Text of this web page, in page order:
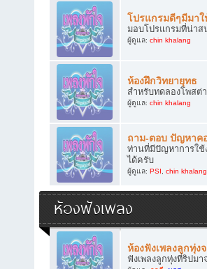
โปรแกรมดีๆมีมา
มอบโปรแกรมที่น่าส
ผู้ดูแล: chin khalang
ห้องฝึกวิทยายุทธ
สำหรับทดลองโพสต่า
ผู้ดูแล: chin khalang
ถาม-ตอบ ปัญหาค
ท่านที่มีปัญหาการใช้
ได้ครับ
ผู้ดูแล: PSI, chin khalang
ห้องฟังเพลง
ห้องฟังเพลงลูกทุ่ง
ฟังเพลงลูกทุ่งที่ริปม